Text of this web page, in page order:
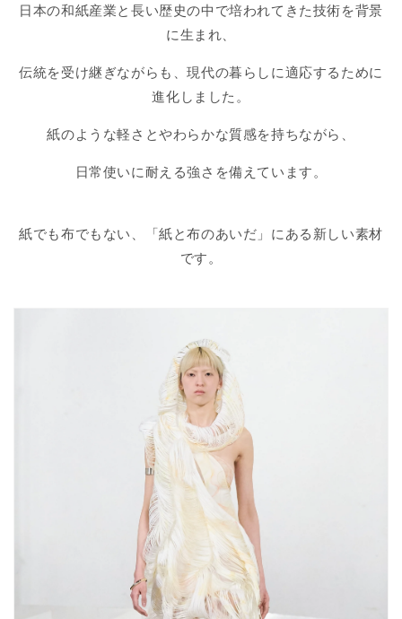
日本の和紙産業と長い歴史の中で培われてきた技術を背景
に生まれ、
伝統を受け継ぎながらも、現代の暮らしに適応するために
進化しました。
紙のような軽さとやわらかな質感を持ちながら、
日常使いに耐える強さを備えています。
紙でも布でもない、「紙と布のあいだ」にある新しい素材
です。